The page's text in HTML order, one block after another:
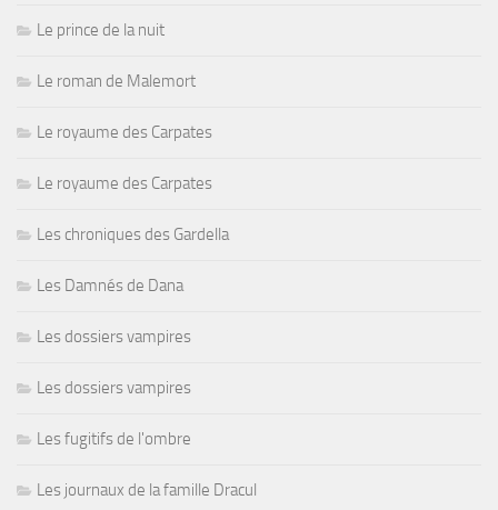
Le prince de la nuit
Le roman de Malemort
Le royaume des Carpates
Le royaume des Carpates
Les chroniques des Gardella
Les Damnés de Dana
Les dossiers vampires
Les dossiers vampires
Les fugitifs de l'ombre
Les journaux de la famille Dracul